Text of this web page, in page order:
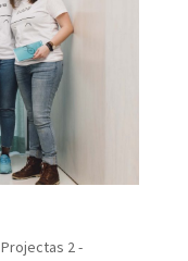
Projectas 2 -